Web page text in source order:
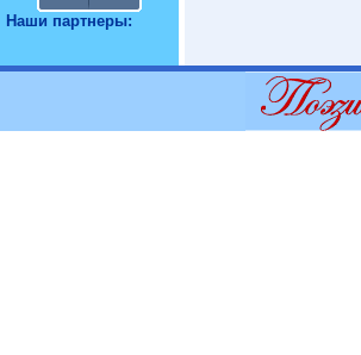
Наши партнеры: